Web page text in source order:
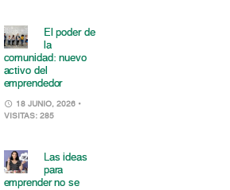
El poder de
la
comunidad: nuevo
activo del
emprendedor
18 JUNIO, 2026 •
VISITAS: 285
Las ideas
para
emprender no se